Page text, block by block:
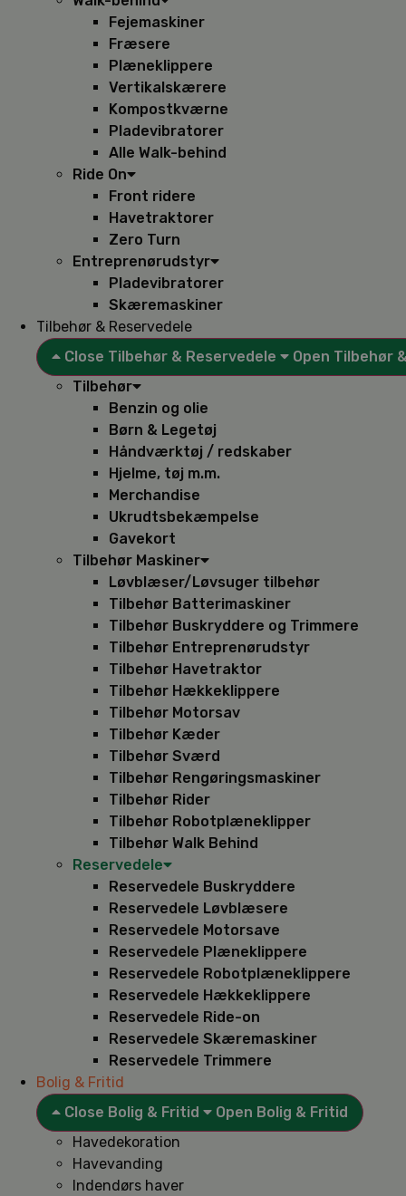
Fejemaskiner
Fræsere
Plæneklippere
Vertikalskærere
Kompostkværne
Pladevibratorer
Alle Walk-behind
Ride On
Front ridere
Havetraktorer
Zero Turn
Entreprenørudstyr
Pladevibratorer
Skæremaskiner
Tilbehør & Reservedele
Close Tilbehør & Reservedele
Open Tilbehør
Tilbehør
Benzin og olie
Børn & Legetøj
Håndværktøj / redskaber
Hjelme, tøj m.m.
Merchandise
Ukrudtsbekæmpelse
Gavekort
Tilbehør Maskiner
Løvblæser/Løvsuger tilbehør
Tilbehør Batterimaskiner
Tilbehør Buskryddere og Trimmere
Tilbehør Entreprenørudstyr
Tilbehør Havetraktor
Tilbehør Hækkeklippere
Tilbehør Motorsav
Tilbehør Kæder
Tilbehør Sværd
Tilbehør Rengøringsmaskiner
Tilbehør Rider
Tilbehør Robotplæneklipper
Tilbehør Walk Behind
Reservedele
Reservedele Buskryddere
Reservedele Løvblæsere
Reservedele Motorsave
Reservedele Plæneklippere
Reservedele Robotplæneklippere
Reservedele Hækkeklippere
Reservedele Ride-on
Reservedele Skæremaskiner
Reservedele Trimmere
Bolig & Fritid
Close Bolig & Fritid
Open Bolig & Fritid
Havedekoration
Havevanding
Indendørs haver